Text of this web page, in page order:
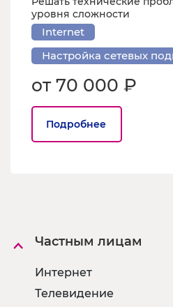
уровня сложности
Internet
Настройка сетевых
от 70 000 ₽
Подробнее
Частным лицам
Интернет
Телевидение